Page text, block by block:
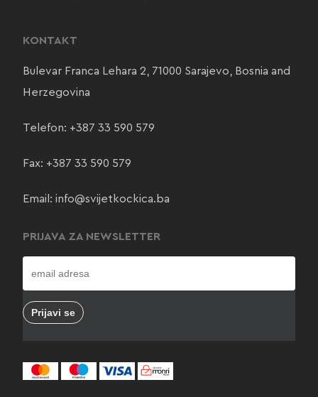
KONTAKT
Bulevar Franca Lehara 2, 71000 Sarajevo, Bosnia and
Herzegovina
Telefon: +387 33 590 579
Fax: +387 33 590 579
Email: info@svijetkockica.ba
PRIJAVA ZA NEWSLETTER